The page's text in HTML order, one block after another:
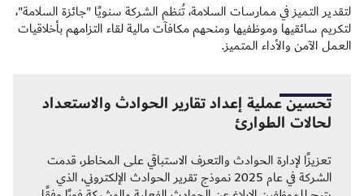
لتقدير التميز في ممارسات السلامة، تُنظم الشركة سنويًا "جائزة السلامة"،
لتكريم سائقيها وموظفيها ومنحهم مكافآت مالية لقاء التزامهم بأخلاقيات
العمل الآمن والأداء المتميز.
تحسين عملية إعداد تقارير الحوادث والاستعداد
لحالات الطوارئ
تعزيزًا لإدارة الحوادث والتعرف الاستباقي على المخاطر، قدمت
الشركة في عام 2025 نموذج تقرير الحوادث الإلكتروني، الذي